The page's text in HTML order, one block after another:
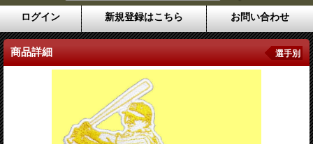
ログイン 新規登録はこちら お問い合わせ
商品詳細 選手別